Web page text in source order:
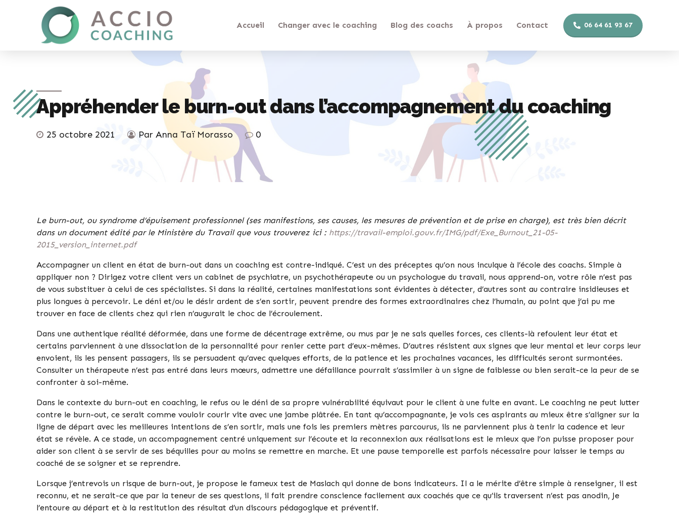
06 64 61 93 67
Accueil Changer avec le coaching Blog des coachs À propos Contact
Appréhender le burn-out dans l’accompagnement du coaching
25 octobre 2021 Par Anna Taï Morasso 0
Le burn-out, ou syndrome d’épuisement professionnel (ses manifestions, ses causes, les mesures de prévention et de prise en charge), est très bien décrit
dans un document édité par le Ministère du Travail que vous trouverez ici : https://travail-emploi.gouv.fr/IMG/pdf/Exe_Burnout_21-05-
2015_version_internet.pdf
Accompagner un client en état de burn-out dans un coaching est contre-indiqué. C’est un des préceptes qu’on nous inculque à l’école des coachs. Simple à
appliquer non ? Dirigez votre client vers un cabinet de psychiatre, un psychothérapeute ou un psychologue du travail, nous apprend-on, votre rôle n’est pas
de vous substituer à celui de ces spécialistes. Si dans la réalité, certaines manifestations sont évidentes à détecter, d’autres sont au contraire insidieuses et
plus longues à percevoir. Le déni et/ou le désir ardent de s’en sortir, peuvent prendre des formes extraordinaires chez l’humain, au point que j’ai pu me
trouver en face de clients chez qui rien n’augurait le choc de l’écroulement.
Dans une authentique réalité déformée, dans une forme de décentrage extrême, ou mus par je ne sais quelles forces, ces clients-là refoulent leur état et
certains parviennent à une dissociation de la personnalité pour renier cette part d’eux-mêmes. D’autres résistent aux signes que leur mental et leur corps leur
envoient, ils les pensent passagers, ils se persuadent qu’avec quelques efforts, de la patience et les prochaines vacances, les difficultés seront surmontées.
Consulter un thérapeute n’est pas entré dans leurs mœurs, admettre une défaillance pourrait s’assimiler à un signe de faiblesse ou bien serait-ce la peur de se
confronter à soi-même.
Dans le contexte du burn-out en coaching, le refus ou le déni de sa propre vulnérabilité équivaut pour le client à une fuite en avant. Le coaching ne peut lutter
contre le burn-out, ce serait comme vouloir courir vite avec une jambe plâtrée. En tant qu’accompagnante, je vois ces aspirants au mieux être s’aligner sur la
ligne de départ avec les meilleures intentions de s’en sortir, mais une fois les premiers mètres parcourus, ils ne parviennent plus à tenir la cadence et leur
état se révèle. A ce stade, un accompagnement centré uniquement sur l’écoute et la reconnexion aux réalisations est le mieux que l’on puisse proposer pour
aider son client à se servir de ses béquilles pour au moins se remettre en marche. Et une pause temporelle est parfois nécessaire pour laisser le temps au
coaché de se soigner et se reprendre.
Lorsque j’entrevois un risque de burn-out, je propose le fameux test de Maslach qui donne de bons indicateurs. Il a le mérite d’être simple à renseigner, il est
reconnu, et ne serait-ce que par la teneur de ses questions, il fait prendre conscience facilement aux coachés que ce qu’ils traversent n’est pas anodin, Je
l’entoure au départ et à la restitution des résultat d’un discours pédagogique et préventif.